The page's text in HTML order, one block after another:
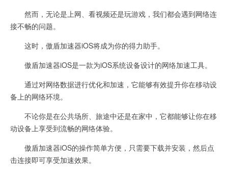
然而，无论是上网、看视频还是玩游戏，我们都会遇到网络连
接不畅的问题。
这时，傲盾加速器iOS将成为你的得力助手。
傲盾加速器iOS是一款为iOS系统设备设计的网络加速工具。
通过对网络数据进行优化和加速，它能够有效提升你在移动设
备上的网络环境。
不论你是在公共场所、旅途中还是在家中，它都能够让你在移
动设备上享受到流畅的网络体验。
傲盾加速器iOS的操作简单方便，只需要下载并安装，然后点
击连接即可享受加速效果。